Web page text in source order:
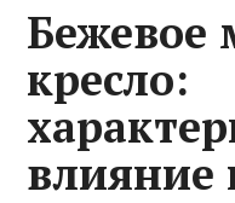
Бежевое
кресло:
влияние